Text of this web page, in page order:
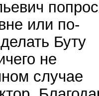
или по-
Буту
не
случае